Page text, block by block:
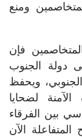
ومنع
فإن
دولة الجنوب
ويحفظ
الآمنة لضحايا
بين الفرقاء
المتفاعلة الآن